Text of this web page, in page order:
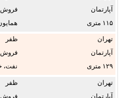
آپارتمان
فروش
۱۱۵
تهران
ظفر
آپارتمان
فروش
۱۲۹
نفت،
تهران
ظفر
آپارتمان
فروش